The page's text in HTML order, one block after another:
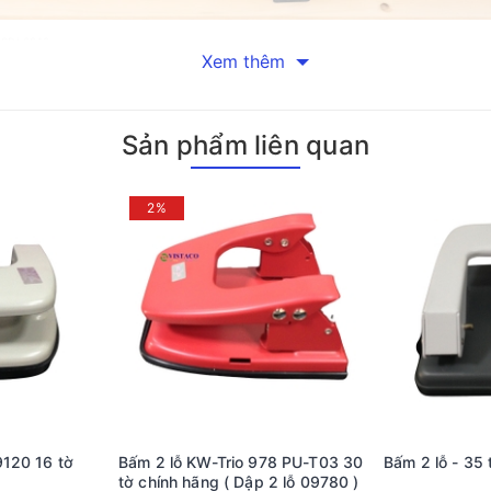
tiện lợi tối đa cho người dùng. Kiểu dáng tương tự kéo cắt
đảm bảo mỗi lần bấm đều đạt kết quả tối ưu.
gỉ sét, đảm bảo độ bền cao và hiệu quả lâu dài. Sản phẩm
khả năng bấm lỗ của sản phẩm rất đáng chú ý: tạo lỗ bấm
thực:
hay ghim tài liệu, bạn có thể tạo lỗ bấm nhanh chóng chỉ
Xem thêm
Sản phẩm liên quan
16 tờ
2%
Bấm 2 lỗ KW-Trio 978 PU-T03 30
tờ chính hãng ( Dập 2 lỗ 09780 )
Bấm 2 lỗ - 35